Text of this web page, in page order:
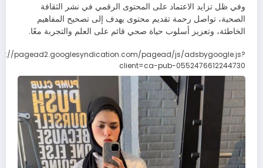
وفي ظل تزايد الاعتماد على المحتوى الرقمي في نشر الثقافة
الصحية، تواصل رحمة تقديم محتوى يهدف إلى تصحيح المفاهيم
الخاطئة، وتعزيز أسلوب حياة صحي قائم على العلم والتجربة معًا.
pagead2.googlesyndication.com/pagead/js/adsbygoogle.js?
client=ca-pub-0552476612244730